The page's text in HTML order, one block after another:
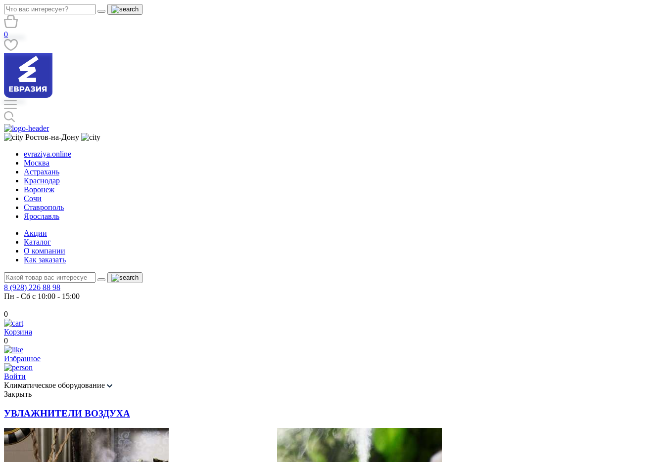
0
Ростов-на-Дону
evraziya.online
Москва
Астрахань
Краснодар
Воронеж
Сочи
Ставрополь
Ярославль
Акции
Каталог
О компании
Как заказать
8 (928) 226 88 98
Пн - Сб с 10:00 - 15:00
0
Корзина
0
Избранное
Войти
Климатическое оборудование
Закрыть
УВЛАЖНИТЕЛИ ВОЗДУХА